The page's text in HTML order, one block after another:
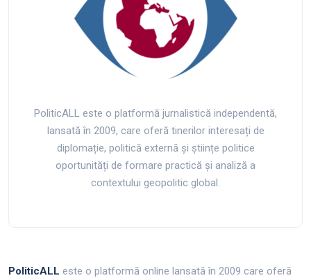
PoliticALL este o platformă jurnalistică independentă,
lansată în 2009, care oferă tinerilor interesați de
diplomație, politică externă și științe politice
oportunități de formare practică și analiză a
contextului geopolitic global.
PoliticALL este o platformă online lansată în 2009 care oferă